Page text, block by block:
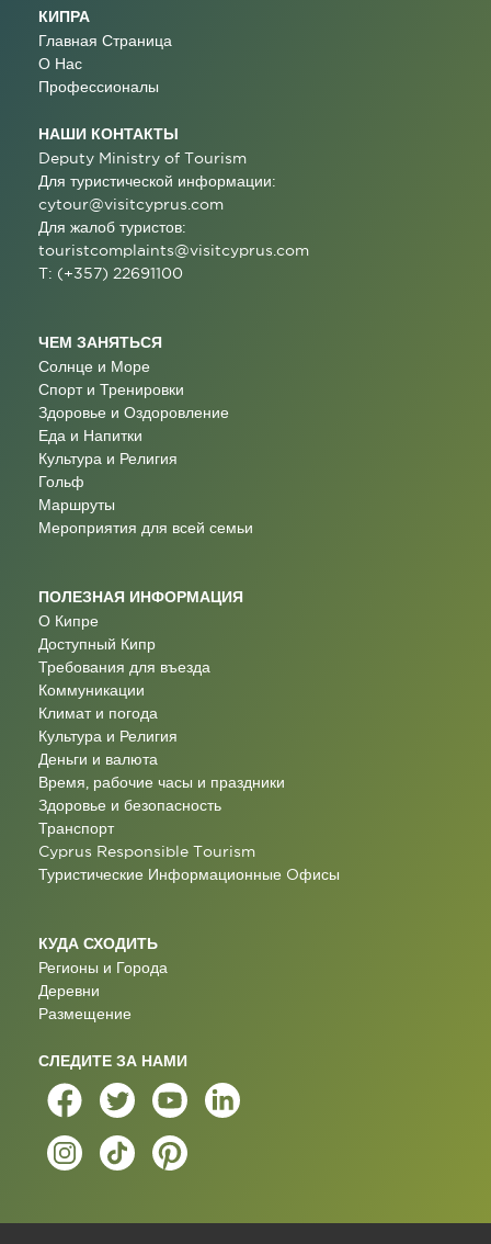
КИПРА
Главная Страница
О Нас
Профессионалы
НАШИ КОНТАКТЫ
Deputy Ministry of Tourism
Для туристической информации:
cytour@visitcyprus.com
Для жалоб туристов:
touristcomplaints@visitcyprus.com
T: (+357) 22691100
ЧЕМ ЗАНЯТЬСЯ
Солнце и Море
Спорт и Тренировки
Здоровье и Оздоровление
Еда и Напитки
Культура и Религия
Гольф
Маршруты
Мероприятия для всей семьи
ПОЛЕЗНАЯ ИНФОРМАЦИЯ
О Кипре
Доступный Кипр
Требования для въезда
Коммуникации
Климат и погода
Культура и Религия
Деньги и валюта
Время, рабочие часы и праздники
Здоровье и безопасность
Транспорт
Cyprus Responsible Tourism
Туристические Информационные Oфисы
КУДА СХОДИТЬ
Регионы и Города
Деревни
Размещение
СЛЕДИТЕ ЗА НАМИ